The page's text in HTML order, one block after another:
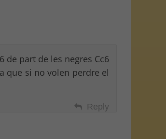
de part de les negres Cc6
que si no volen perdre el
Reply